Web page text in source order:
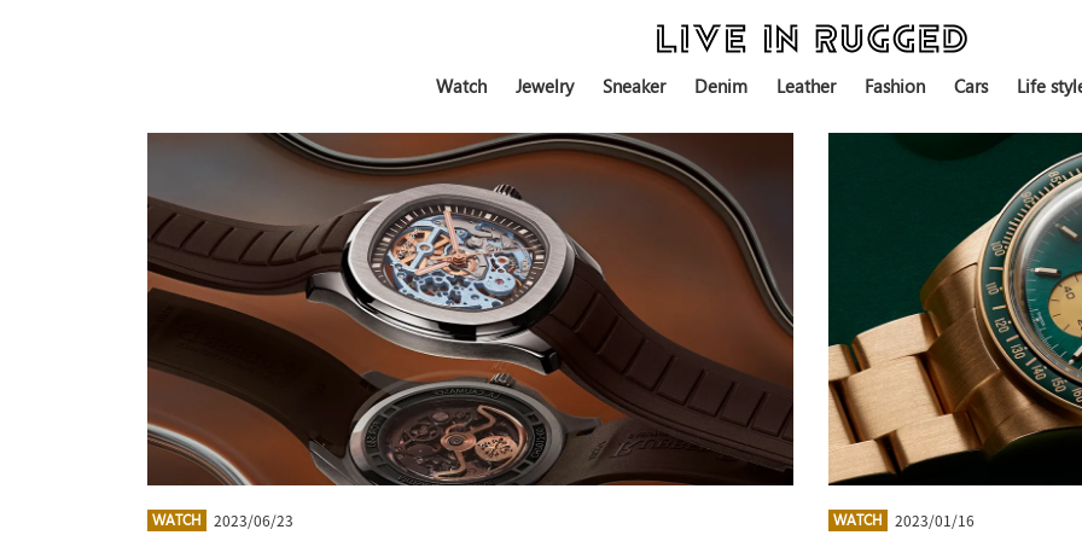
Watch Jewelry Sneaker Denim Leather Fashion Cars Life
WATCH 2023/06/23 WATCH 2023/01/16